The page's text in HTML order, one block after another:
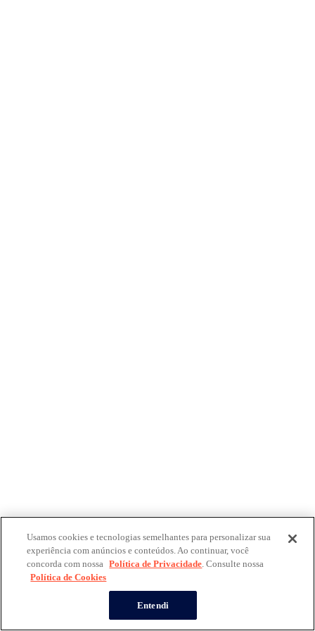
Usamos cookies e tecnologias semelhantes para personalizar sua
experiência com anúncios e conteúdos. Ao continuar, você
concorda com nossa Política de Privacidade. Consulte nossa
Política de Cookies
Entendi